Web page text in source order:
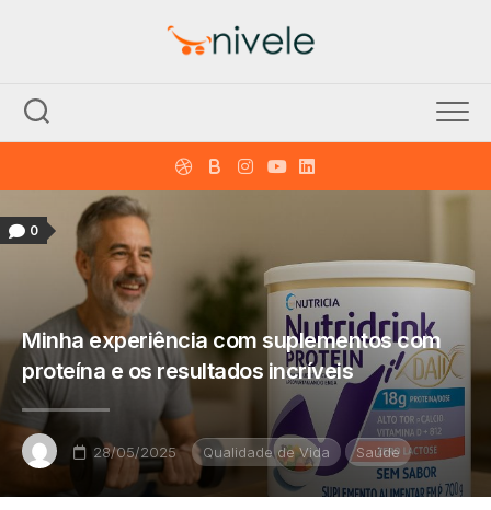
0
Minha experiência com suplementos com
proteína e os resultados incríveis
28/05/2025 Qualidade de Vida Saúde